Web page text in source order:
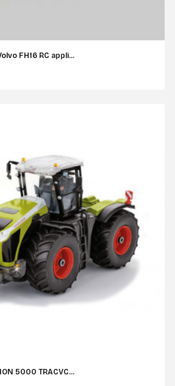
FH16 RC appli...
5000 TRACVC...